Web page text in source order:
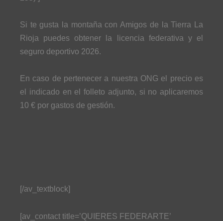
Si te gusta la montaña con Amigos de la Tierra La
Rioja puedes obtener la licencia federativa y el
seguro deportivo 2026.
En caso de pertenecer a nuestra ONG el precio es
el indicado en el folleto adjunto, si no aplicaremos
10 € por gastos de gestión.
[/av_textblock]
[av_contact title=’QUIERES FEDERARTE’